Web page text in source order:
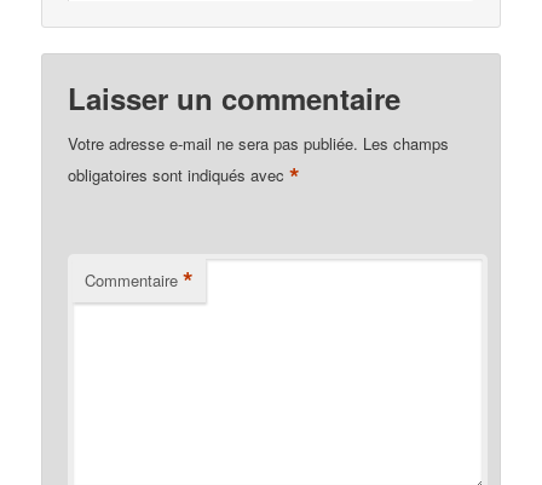
Laisser un commentaire
Votre adresse e-mail ne sera pas publiée. Les champs
obligatoires sont indiqués avec*
Commentaire *